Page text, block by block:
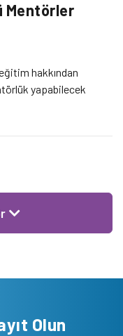
Mentörler
hakkından
yapabilecek
Olun